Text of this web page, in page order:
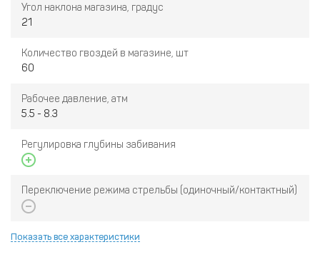
Угол наклона магазина, градус
21
Количество гвоздей в магазине, шт
60
Рабочее давление, атм
5.5 - 8.3
Регулировка глубины забивания
Переключение режима стрельбы (одиночный/контактный)
Показать все характеристики